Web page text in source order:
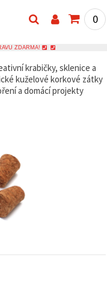
0
ZDARMA!
krabičky, sklenice a
kuželové korkové zátky
a domácí projekty